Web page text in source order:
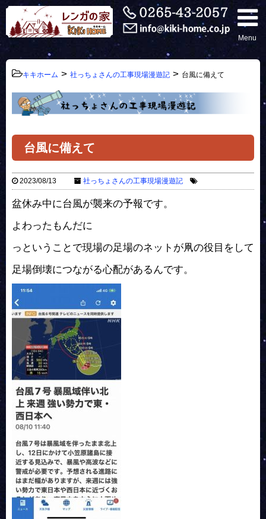
Menu
キキホーム > 社っちょさんの工事現場漫遊記 > 台風に備えて
台風に備えて
2023/08/13 社っちょさんの工事現場漫遊記
盆休み中に台風が襲来の予報です。
よわったもんだに
っということで現場の足場のネットが凧の役目をして
足場倒壊につながる心配があるんです。